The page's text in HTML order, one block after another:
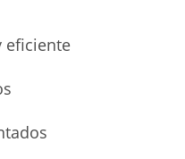
eficiente